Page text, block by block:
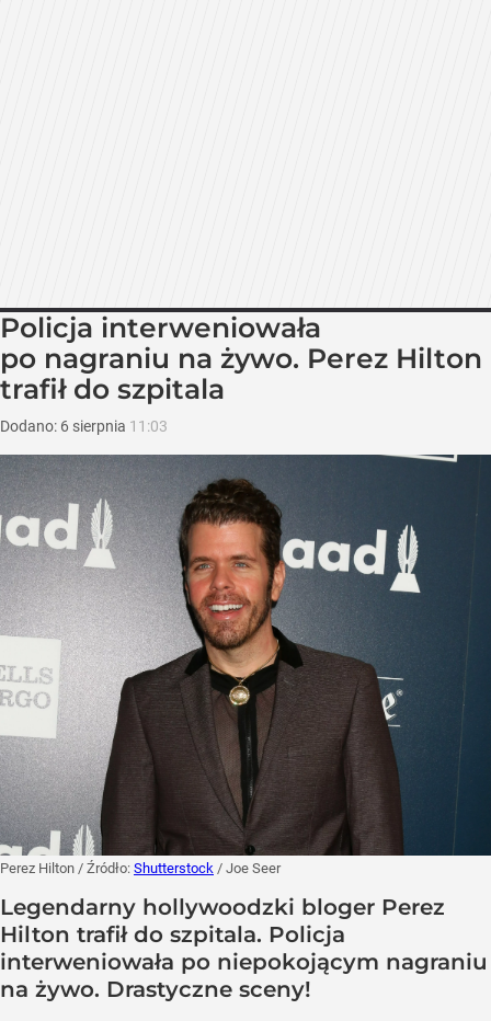
Policja interweniowała
po nagraniu na żywo. Perez Hilton
trafił do szpitala
Dodano: 6 sierpnia 11:03
Perez Hilton / Źródło: Shutterstock / Joe Seer
Legendarny hollywoodzki bloger Perez
Hilton trafił do szpitala. Policja
interweniowała po niepokojącym nagraniu
na żywo. Drastyczne sceny!